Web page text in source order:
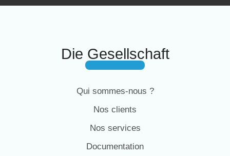
Die Gesellschaft
Qui sommes-nous ?
Nos clients
Nos services
Documentation